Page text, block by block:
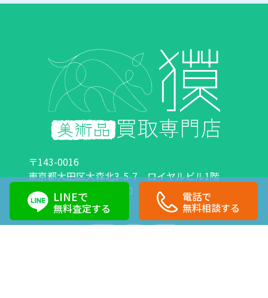
LINEで
無料査定する
電話で
無料相談する
〒143-0016
東京都大田区大森北3-5-7 ロイヤルビル1階
営業時間：10:00～18:00 定休日：日曜日・祝日
0120-89-0007 03-6423-1033